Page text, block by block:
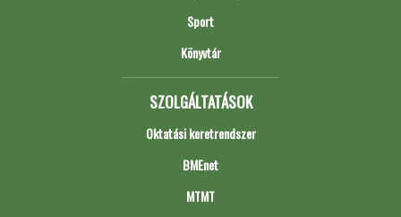
Sport
Könyvtár
SZOLGÁLTATÁSOK
Oktatási keretrendszer
BMEnet
MTMT